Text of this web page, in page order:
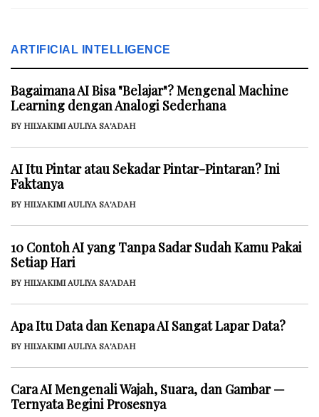
ARTIFICIAL INTELLIGENCE
Bagaimana AI Bisa "Belajar"? Mengenal Machine
Learning dengan Analogi Sederhana
BY HILYAKIMI AULIYA SA'ADAH
AI Itu Pintar atau Sekadar Pintar-Pintaran? Ini
Faktanya
BY HILYAKIMI AULIYA SA'ADAH
10 Contoh AI yang Tanpa Sadar Sudah Kamu Pakai
Setiap Hari
BY HILYAKIMI AULIYA SA'ADAH
Apa Itu Data dan Kenapa AI Sangat Lapar Data?
BY HILYAKIMI AULIYA SA'ADAH
Cara AI Mengenali Wajah, Suara, dan Gambar —
Ternyata Begini Prosesnya